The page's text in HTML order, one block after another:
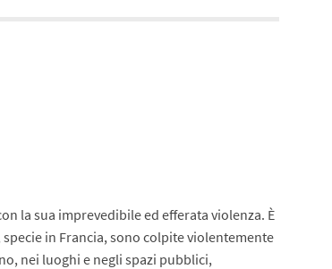
la sua imprevedibile ed efferata violenza. È
in Francia, sono colpite violentemente
nei luoghi e negli spazi pubblici,